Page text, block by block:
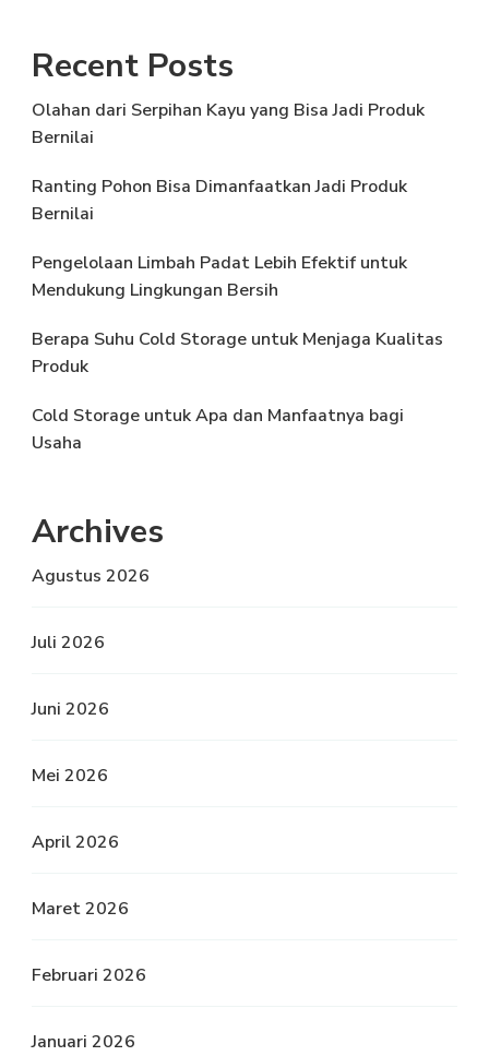
Recent Posts
Olahan dari Serpihan Kayu yang Bisa Jadi Produk
Bernilai
Ranting Pohon Bisa Dimanfaatkan Jadi Produk
Bernilai
Pengelolaan Limbah Padat Lebih Efektif untuk
Mendukung Lingkungan Bersih
Berapa Suhu Cold Storage untuk Menjaga Kualitas
Produk
Cold Storage untuk Apa dan Manfaatnya bagi
Usaha
Archives
Agustus 2026
Juli 2026
Juni 2026
Mei 2026
April 2026
Maret 2026
Februari 2026
Januari 2026